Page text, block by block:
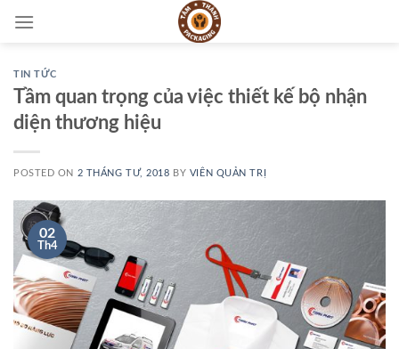
TIN TỨC
Tầm quan trọng của việc thiết kế bộ nhận
diện thương hiệu
POSTED ON 2 THÁNG TƯ, 2018 BY VIÊN QUẢN TRỊ
02
Th4